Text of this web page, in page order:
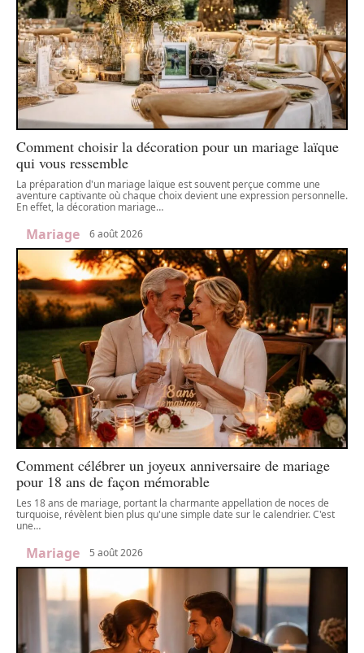
Comment choisir la décoration pour un mariage laïque
qui vous ressemble
La préparation d'un mariage laïque est souvent perçue comme une
aventure captivante où chaque choix devient une expression personnelle.
En effet, la décoration mariage…
Mariage 6 août 2026
Comment célébrer un joyeux anniversaire de mariage
pour 18 ans de façon mémorable
Les 18 ans de mariage, portant la charmante appellation de noces de
turquoise, révèlent bien plus qu'une simple date sur le calendrier. C'est
une…
Mariage 5 août 2026